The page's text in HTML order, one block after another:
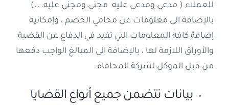
للعملاء ( مدعي ومدعى عليه مجني ومجنى عليه، …)
بالإضافة الى معلومات عن محامي الخصم ، وإمكانية
إضافة كافة المعلومات التي تفيد في الدفاع عن القضية
والأوراق اللازمة لها ، بالإضافة الى المبالغ الواجب دفعها
من قبل الموكل لشركة المحاماة.
بيانات تتضمن جميع أنواع القضايا